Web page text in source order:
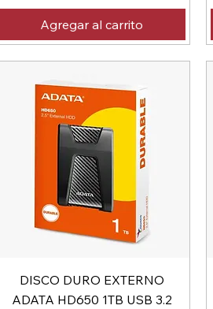
Agregar al carrito
DISCO DURO EXTERNO
ADATA HD650 1TB USB 3.2